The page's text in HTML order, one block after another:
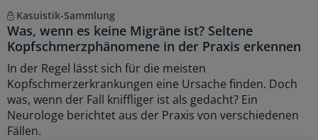
Kasuistik-Sammlung
Was, wenn es keine Migräne ist? Seltene
Kopfschmerzphänomene in der Praxis erkennen
In der Regel lässt sich für die meisten
Kopfschmerzerkrankungen eine Ursache finden. Doch
was, wenn der Fall kniffliger ist als gedacht? Ein
Neurologe berichtet aus der Praxis von verschiedenen
Fällen.